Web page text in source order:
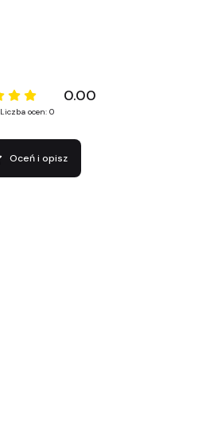
0.00
Liczba ocen: 0
Oceń i opisz